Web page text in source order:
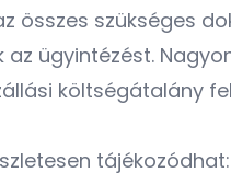
összes szükséges
ügyintézést.
költségátalány